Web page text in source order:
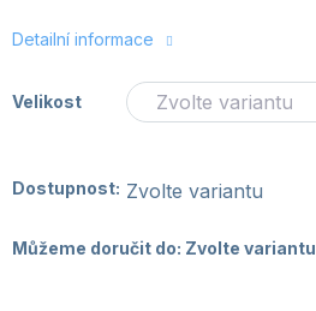
Detailní informace
Velikost
Dostupnost: Zvolte variantu
Můžeme doručit do: Zvolte variantu